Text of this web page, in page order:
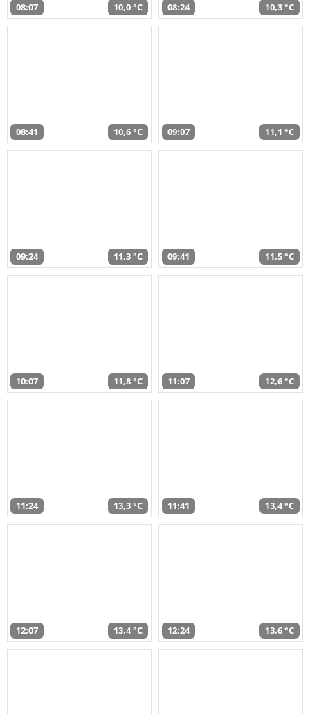
08:07 10,0 °C 08:24 10,3 °C
08:41 10,6 °C 09:07 11,1 °C
09:24 11,3 °C 09:41 11,5 °C
10:07 11,8 °C 11:07 12,6 °C
11:24 13,3 °C 11:41 13,4 °C
12:07 13,4 °C 12:24 13,6 °C